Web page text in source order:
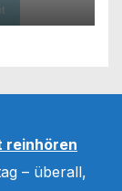
reinhören
– überall,